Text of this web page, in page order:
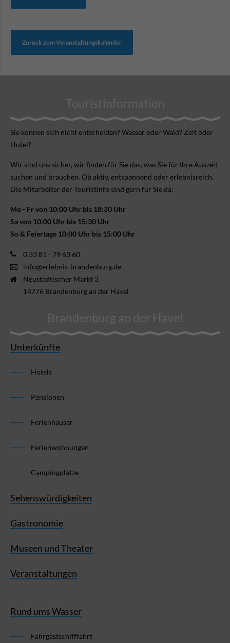
Zurück zum Veranstaltungskalender
Touristinformation
Sie können sich nicht ent­scheiden? Wasser oder Wald? Zelt oder
Hotel?
Wir sind uns sicher, wir finden für Sie das, was Sie für Ihre Aus­zeit
suchen und brauchen. Ob aktiv, ent­spannend oder erlebnis­reich.
Die Mitarbeiter der Touristinfo sind gern für Sie da:
Mo - Fr von 10:00 Uhr bis 18:30 Uhr
Sa von 10:00 Uhr bis 15:30 Uhr
So & Feiertage 10:00 Uhr bis 15:00 Uhr
0 33 81 - 79 63 60
info@erlebnis-brandenburg.de
Neustädtischer Markt 3
14776 Brandenburg an der Havel
Brandenburg an der Havel
Unterkünfte
Hotels
Pensionen
Ferienhäuser
Ferienwohnungen
Campingplätze
Sehenswürdigkeiten
Gastronomie
Museen und Theater
Veranstaltungen
Rund ums Wasser
Fahrgastschifffahrt